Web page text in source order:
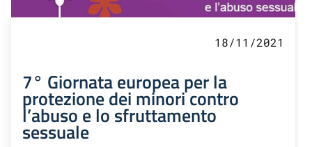
18/11/2021
7° Giornata europea per la
protezione dei minori contro
l’abuso e lo sfruttamento
sessuale